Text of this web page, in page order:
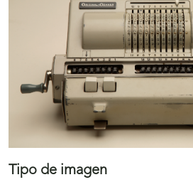
Tipo de imagen